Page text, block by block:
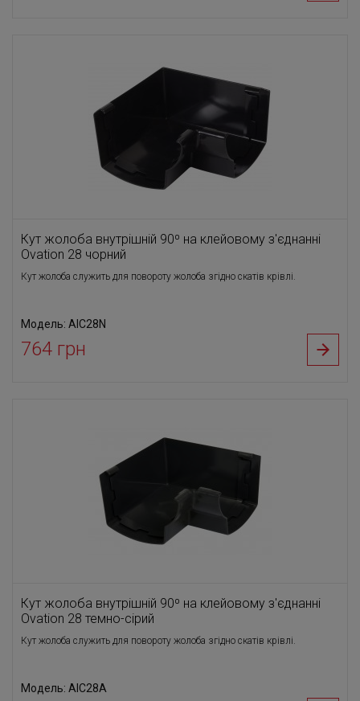
Кут жолоба внутрішній 90⁰ на клейовому з'єднанні
Ovation 28 чорний
Кут жолоба служить для повороту жолоба згідно скатів крівлі.
Модель: AIC28N
764 грн
Кут жолоба внутрішній 90⁰ на клейовому з'єднанні
Ovation 28 темно-сірий
Кут жолоба служить для повороту жолоба згідно скатів крівлі.
Модель: AIC28A